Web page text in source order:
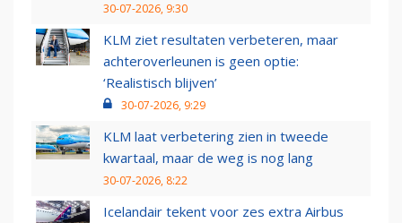
30-07-2026, 9:30
KLM ziet resultaten verbeteren, maar
achteroverleunen is geen optie:
‘Realistisch blijven’
30-07-2026, 9:29
KLM laat verbetering zien in tweede
kwartaal, maar de weg is nog lang
30-07-2026, 8:22
Icelandair tekent voor zes extra Airbus